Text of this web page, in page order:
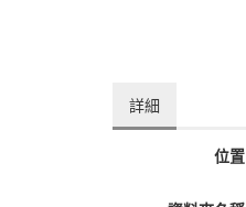
詳細
位置